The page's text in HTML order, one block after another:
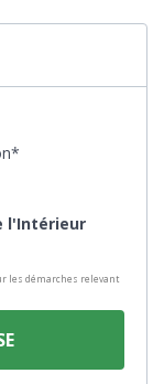
l'Intérieur
les démarches relevant